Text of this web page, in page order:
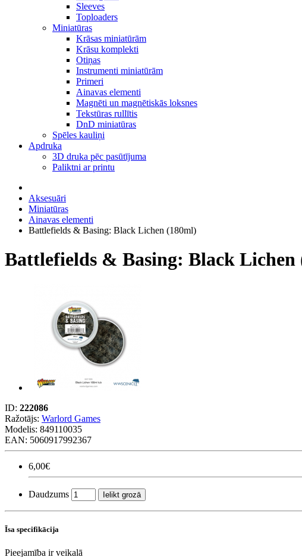
Sleeves
Toploaders
Miniatūras
Krāsas miniatūrām
Krāsu komplekti
Otiņas
Instrumenti miniatūrām
Primeri
Ainavas elementi
Magnēti un magnētiskās loksnes
Tekstūras rullītis
DnD miniatūras
Spēles kauliņi
Apdruka
3D druka pēc pasūtījuma
Paliktni ar printu
Aksesuāri
Miniatūras
Ainavas elementi
Battlefields & Basing: Black Lichen (180ml)
Battlefields & Basing: Black Lichen
ID: 222086
Ražotājs: Warlord Games
Modelis: 849110035
EAN: 5060917992367
6,00€
Daudzums Ielikt grozā
Īsa specifikācija
Pieejamība ir veikalā